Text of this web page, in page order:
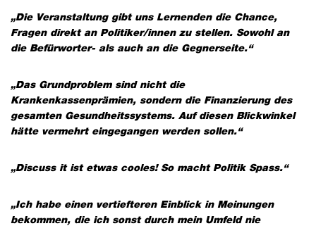
„Die Veranstaltung gibt uns Lernenden die Chance,
Fragen direkt an Politiker/innen zu stellen. Sowohl an
die Befürworter- als auch an die Gegnerseite.“
„Das Grundproblem sind nicht die
Krankenkassenprämien, sondern die Finanzierung des
gesamten Gesundheitssystems. Auf diesen Blickwinkel
hätte vermehrt eingegangen werden sollen.“
„Discuss it ist etwas cooles! So macht Politik Spass.“
„Ich habe einen vertiefteren Einblick in Meinungen
bekommen, die ich sonst durch mein Umfeld nie